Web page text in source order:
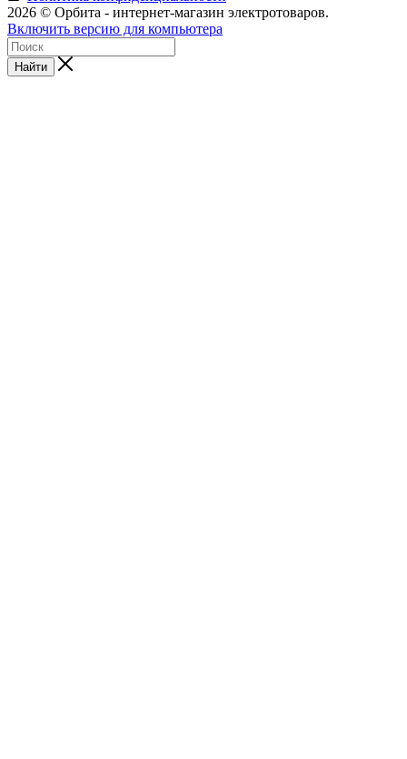
2026 © Орбита - интернет-магазин электротоваров.
Включить версию для компьютера
Найти